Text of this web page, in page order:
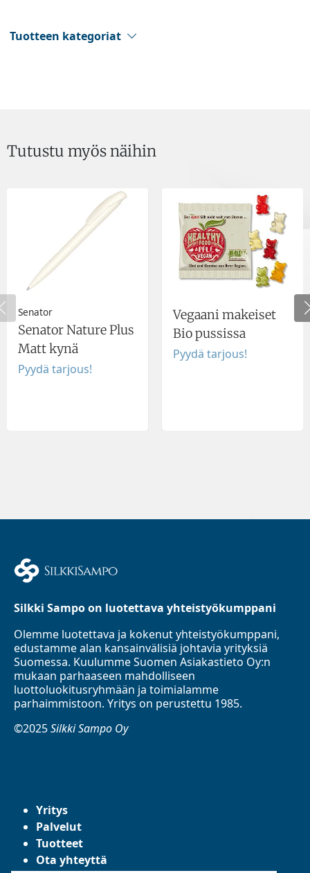
Tuotteen kategoriat
Tutustu myös näihin
Senator
Senator Nature Plus
Matt kynä
Pyydä tarjous!
Vegaani makeiset
Bio pussissa
Pyydä tarjous!
Silkki Sampo on luotettava yhteistyökumppani
Olemme luotettava ja kokenut yhteistyökumppani,
edustamme alan kansainvälisiä johtavia yrityksiä
Suomessa. Kuulumme Suomen Asiakastieto Oy:n
mukaan parhaaseen mahdolliseen
luottoluokitusryhmään ja toimialamme
parhaimmistoon. Yritys on perustettu 1985.
©2025Silkki Sampo Oy
Yritys
Palvelut
Tuotteet
Ota yhteyttä